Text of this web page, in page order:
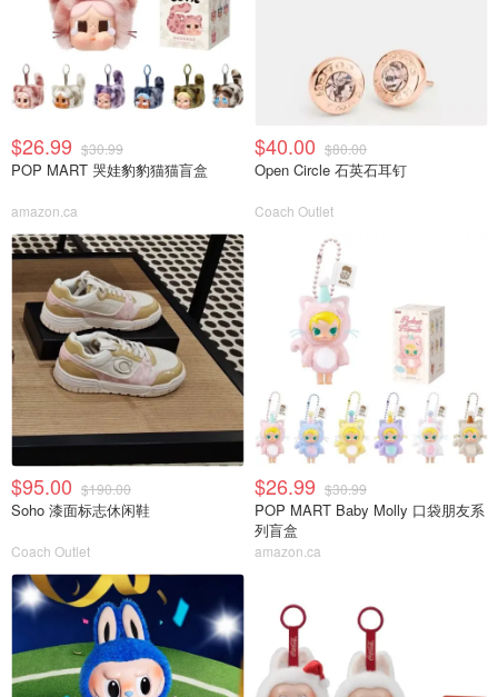
$26.99 $30.99
POP MART 哭娃豹豹猫猫盲盒
amazon.ca
$40.00 $80.00
Open Circle 石英石耳钉
Coach Outlet
$95.00 $190.00
Soho 漆面标志休闲鞋
Coach Outlet
$26.99 $30.99
POP MART Baby Molly 口袋朋友系
列盲盒
amazon.ca